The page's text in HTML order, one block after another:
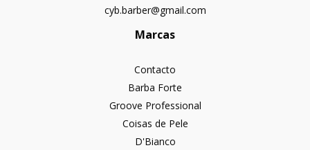
cyb.barber@gmail.com
Marcas
Contacto
Barba Forte
Groove Professional
Coisas de Pele
D'Bianco